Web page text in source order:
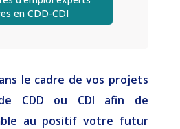
en CDD-CDI
le cadre de vos projets
CDD ou CDI afin de
au positif votre futur